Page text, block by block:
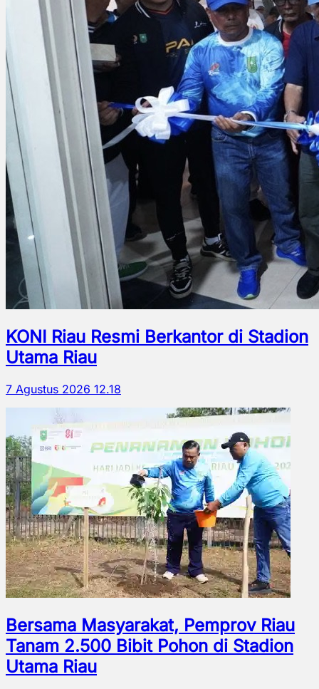
KONI Riau Resmi Berkantor di Stadion
Utama Riau
7 Agustus 2026 12.18
Bersama Masyarakat, Pemprov Riau
Tanam 2.500 Bibit Pohon di Stadion
Utama Riau